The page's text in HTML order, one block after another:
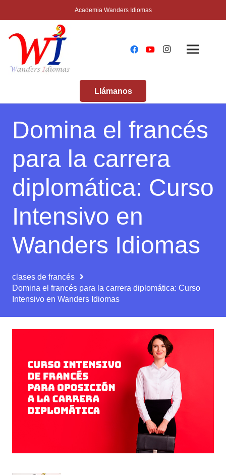
Academia Wanders Idiomas
Llámanos
Domina el francés
para la carrera
diplomática: Curso
Intensivo en
Wanders Idiomas
clases de francés
Domina el francés para la carrera diplomática: Curso
Intensivo en Wanders Idiomas